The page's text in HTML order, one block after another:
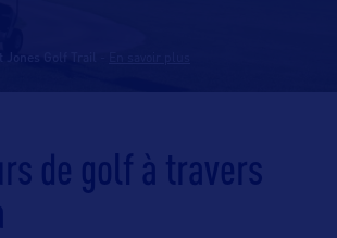
de golf à travers